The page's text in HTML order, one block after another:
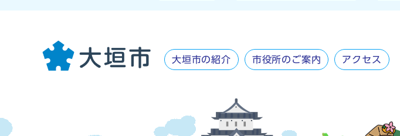
大垣市の紹介 市役所のご案内 アクセス